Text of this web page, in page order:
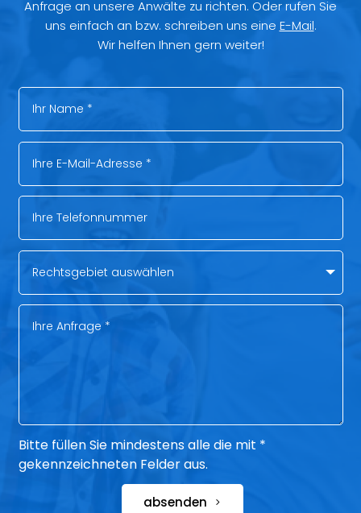
Anfrage an unsere Anwälte zu richten. Oder rufen Sie
uns einfach an bzw. schreiben uns eine E-Mail.
Wir helfen Ihnen gern weiter!
Bitte füllen Sie mindestens alle die mit *
gekennzeichneten Felder aus.
absenden